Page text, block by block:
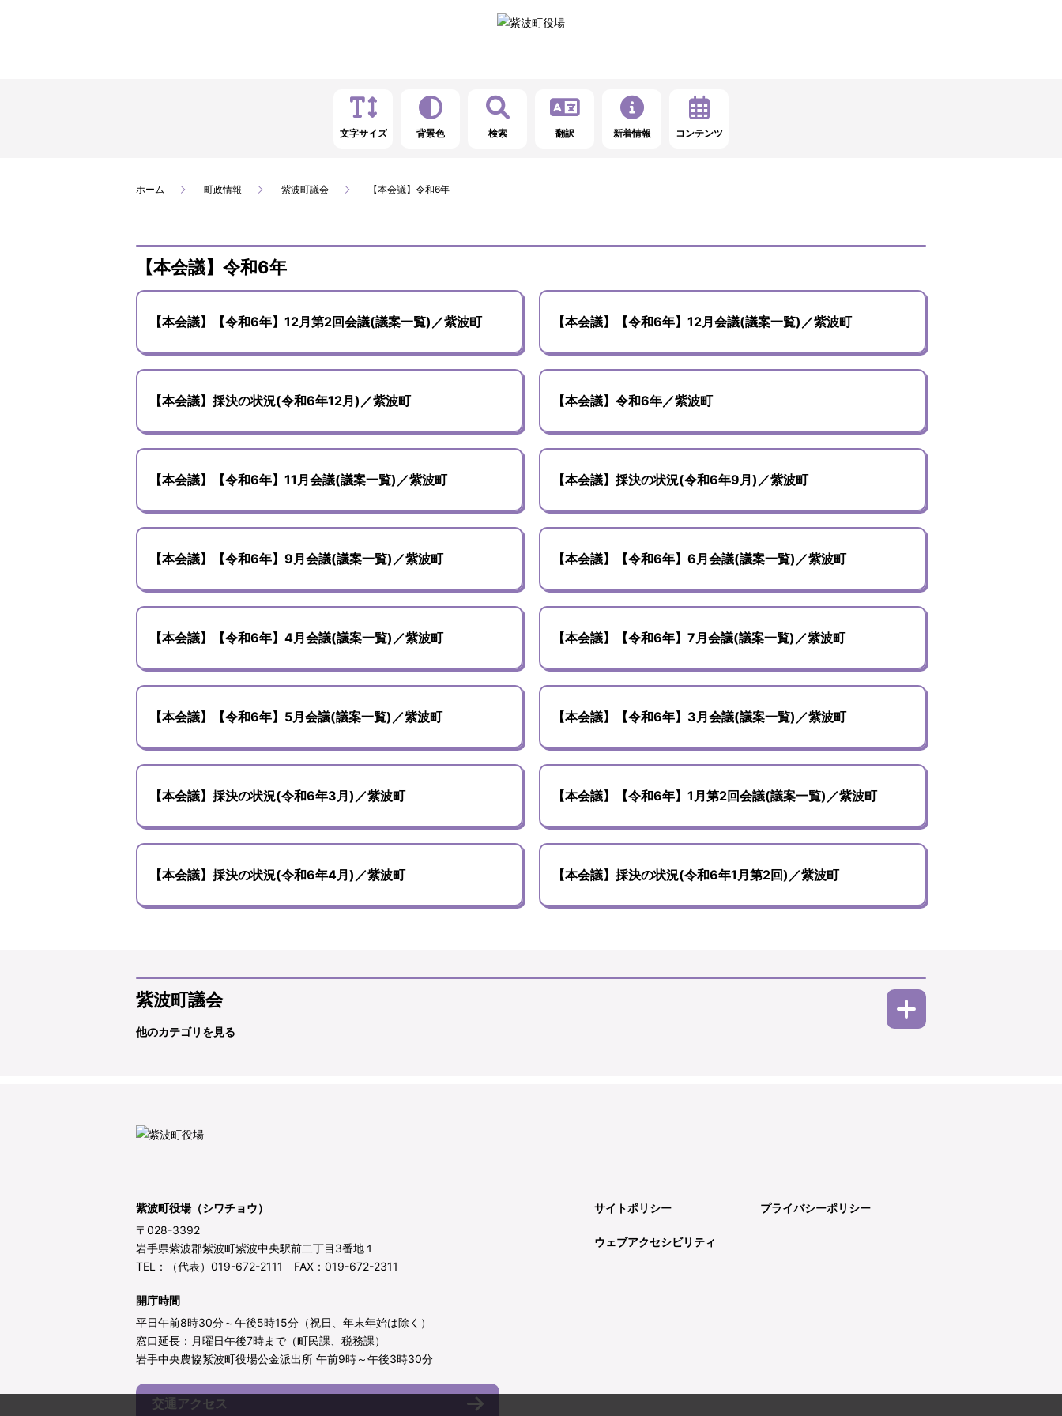
文字サイズ 背景色 検索 翻訳 新着情報 コンテンツ
ホーム 町政情報 紫波町議会 【本会議】令和6年
【本会議】令和6年
【本会議】【令和6年】12月第2回会議(議案一覧)／紫波町 【本会議】【令和6年】12月会議(議案一覧)／紫波町
【本会議】採決の状況(令和6年12月)／紫波町 【本会議】令和6年／紫波町
【本会議】【令和6年】11月会議(議案一覧)／紫波町 【本会議】採決の状況(令和6年9月)／紫波町
【本会議】【令和6年】9月会議(議案一覧)／紫波町 【本会議】【令和6年】6月会議(議案一覧)／紫波町
【本会議】【令和6年】4月会議(議案一覧)／紫波町 【本会議】【令和6年】7月会議(議案一覧)／紫波町
【本会議】【令和6年】5月会議(議案一覧)／紫波町 【本会議】【令和6年】3月会議(議案一覧)／紫波町
【本会議】採決の状況(令和6年3月)／紫波町 【本会議】【令和6年】1月第2回会議(議案一覧)／紫波町
【本会議】採決の状況(令和6年4月)／紫波町 【本会議】採決の状況(令和6年1月第2回)／紫波町
紫波町議会
他のカテゴリを見る
紫波町役場（シワチョウ）
〒028-3392
岩手県紫波郡紫波町紫波中央駅前二丁目3番地１
TEL：（代表）019-672-2111 FAX：019-672-2311
開庁時間
平日午前8時30分～午後5時15分（祝日、年末年始は除く）
窓口延長：月曜日午後7時まで（町民課、税務課）
岩手中央農協紫波町役場公金派出所 午前9時～午後3時30分
交通アクセス
サイトポリシー プライバシーポリシー
ウェブアクセシビリティ